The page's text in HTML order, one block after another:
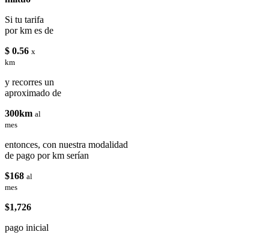
Si tu tarifa
por km es de
$ 0.56 x
km
y recorres un
aproximado de
300km al
mes
entonces, con nuestra modalidad
de pago por km serían
$168 al
mes
$1,726
pago inicial